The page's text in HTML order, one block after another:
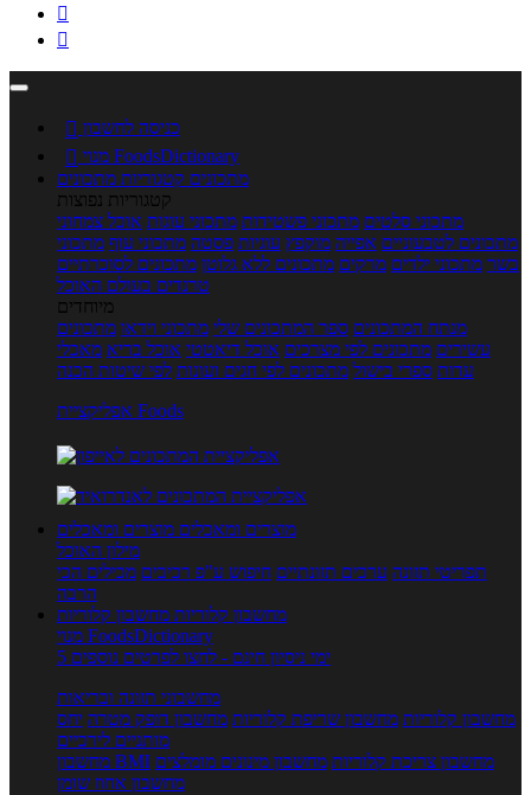


 כניסה לחשבון

מנוי FoodsDictionary
מתכונים קטגוריות מתכונים
קטגוריות נפוצות
מתכוני סלטים מתכוני פשטידות מתכוני עוגות אוכל צמחוני
מתכונים לטבעוניים אפייה מוקפץ עוגיות פסטה מתכוני עוף מתכוני
בשר מתכוני ילדים מרקים מתכונים ללא גלוטן מתכונים לסוכרתיים
טרנדים בעולם האוכל
מיוחדים
מנתח המתכונים ספר המתכונים שלי מתכוני וידאו מתכונים
עשירים מתכונים לפי מצרכים אוכל דיאטטי אוכל בריא מאכלי
עדות ספרי בישול מתכונים לפי חגים ועונות לפי שיטות הכנה
אפליקציית Foods
מוצרים ומאכלים מוצרים ומאכלים
מילון האוכל
תפריטי תזונה ערכים תזונתיים חיפוש ע"פ רכיבים מכילים הכי
הרבה
מחשבון קלוריות מחשבון קלוריות
מנוי FoodsDictionary
5 ימי ניסיון חינם - לחצו לפרטים נוספים
מחשבוני תזונה ובריאות
מחשבון קלוריות מחשבון שריפת קלוריות מחשבון דופק מטרה יחס
מותניים לירכיים
מחשבון BMI
מחשבון צריכת קלוריות מחשבון מינונים מומלצים
מחשבון אחוז שומן